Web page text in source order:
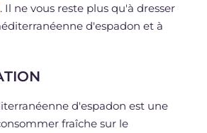
. Il ne vous reste plus qu'à dresser
d'espadon et à
d'espadon est une
fraîche sur le